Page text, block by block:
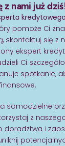
z nami już
pomoże Ci
skontaktuj się z
ekspert
Ci
spotkanie,
samodzielne
z
doradztwa i